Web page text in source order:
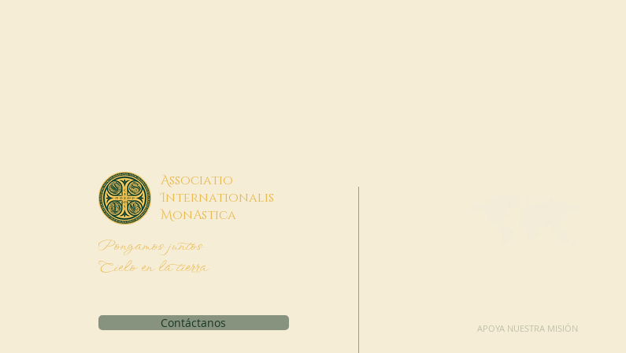
Associatio
Internationalis
MonAstica
Pongamos juntos
Cielo en la tierra
Contáctanos APOYA NUESTRA MISIÓN